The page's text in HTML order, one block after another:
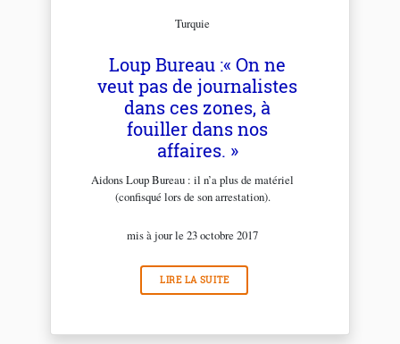
Turquie
Loup Bureau :« On ne
veut pas de journalistes
dans ces zones, à
fouiller dans nos
affaires. »
Aidons Loup Bureau : il n’a plus de matériel
(confisqué lors de son arrestation).
mis à jour le 23 octobre 2017
LIRE LA SUITE